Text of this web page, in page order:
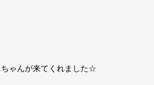
ゃんが来てくれました☆